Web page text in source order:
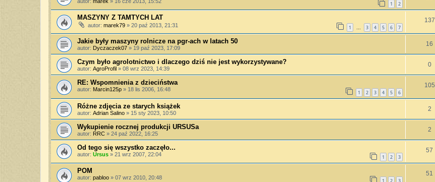
1 2
MASZYNY Z TAMTYCH LAT
autor: marek79 » 20 paź 2013, 21:31 1 … 3 4 5 6 7
137
Jakie były maszyny rolnicze na pgr-ach w latach 50
autor: Dyczaczek07 » 19 paź 2023, 17:09
16
Czym było agrolotnictwo i dlaczego dziś nie jest wykorzystywane?
autor: AgroProfil » 08 wrz 2023, 14:39
0
RE: Wspomnienia z dzieciństwa
autor: Marcin125p » 18 lis 2006, 16:48 1 2 3 4 5 6
105
Różne zdjęcia ze starych książek
autor: Adrian Salino » 15 sty 2023, 10:50
2
Wykupienie rocznej produkcji URSUSa
autor: RRC » 24 paź 2022, 16:25
2
Od tego się wszystko zaczęło...
autor: Ursus » 21 wrz 2007, 22:04 1 2 3
57
POM
autor: pabloo » 07 wrz 2010, 20:48 1 2 3
51